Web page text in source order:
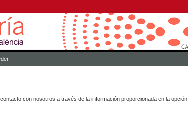
con nosotros a través de la información proporcionada en la opción